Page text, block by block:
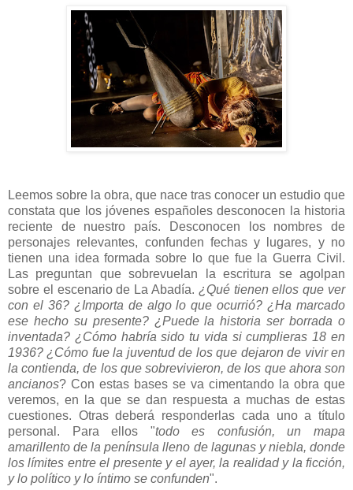
Leemos sobre la obra, que nace tras conocer un estudio que
constata que los jóvenes españoles desconocen la historia
reciente de nuestro país. Desconocen los nombres de
personajes relevantes, confunden fechas y lugares, y no
tienen una idea formada sobre lo que fue la Guerra Civil.
Las preguntan que sobrevuelan la escritura se agolpan
sobre el escenario de La Abadía. ¿Qué tienen ellos que ver
con el 36? ¿Importa de algo lo que ocurrió? ¿Ha marcado
ese hecho su presente? ¿Puede la historia ser borrada o
inventada? ¿Cómo habría sido tu vida si cumplieras 18 en
1936? ¿Cómo fue la juventud de los que dejaron de vivir en
la contienda, de los que sobrevivieron, de los que ahora son
ancianos? Con estas bases se va cimentando la obra que
veremos, en la que se dan respuesta a muchas de estas
cuestiones. Otras deberá responderlas cada uno a título
personal. Para ellos "todo es confusión, un mapa
amarillento de la península lleno de lagunas y niebla, donde
los límites entre el presente y el ayer, la realidad y la ficción,
y lo político y lo íntimo se confunden".